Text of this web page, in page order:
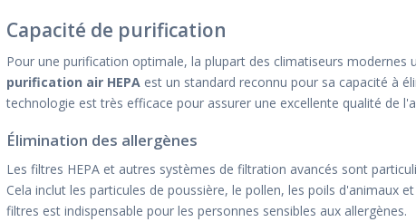
Capacité de purification
Pour une purification optimale, la plupart des climatiseurs modernes
purification air HEPAest un standard reconnu pour sa capacité à
technologie est très efficace pour assurer une excellente qualité de
Élimination des allergènes
Les filtres HEPA et autres systèmes de filtration avancés sont
Cela inclut les particules de poussière, le pollen, les poils d'animaux
filtres est indispensable pour les personnes sensibles aux allergènes.